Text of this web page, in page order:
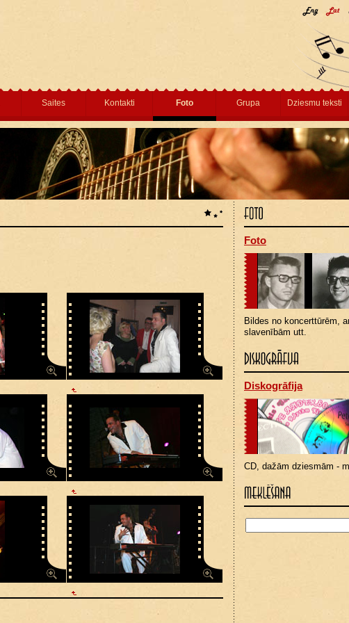
Saites Kontakti Foto Grupa Dziesmu teksti
Foto
Bildes no koncerttūrēm,
slavenībām utt.
Diskogrāfija
CD, dažām dziesmām -